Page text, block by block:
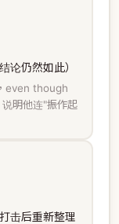
论仍然如此）
even though
明他连"振作起
击后重新整理